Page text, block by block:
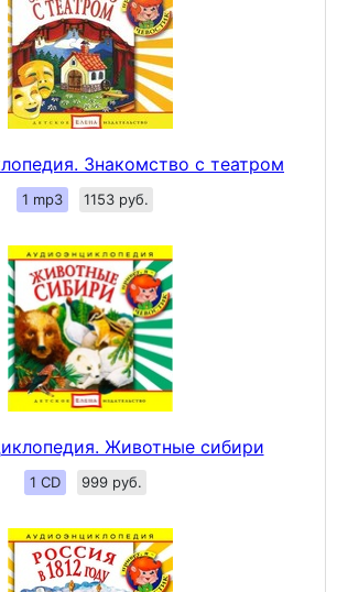
Знакомство с театром
1 mp3 1153 руб.
Животные сибири
1 CD 999 руб.